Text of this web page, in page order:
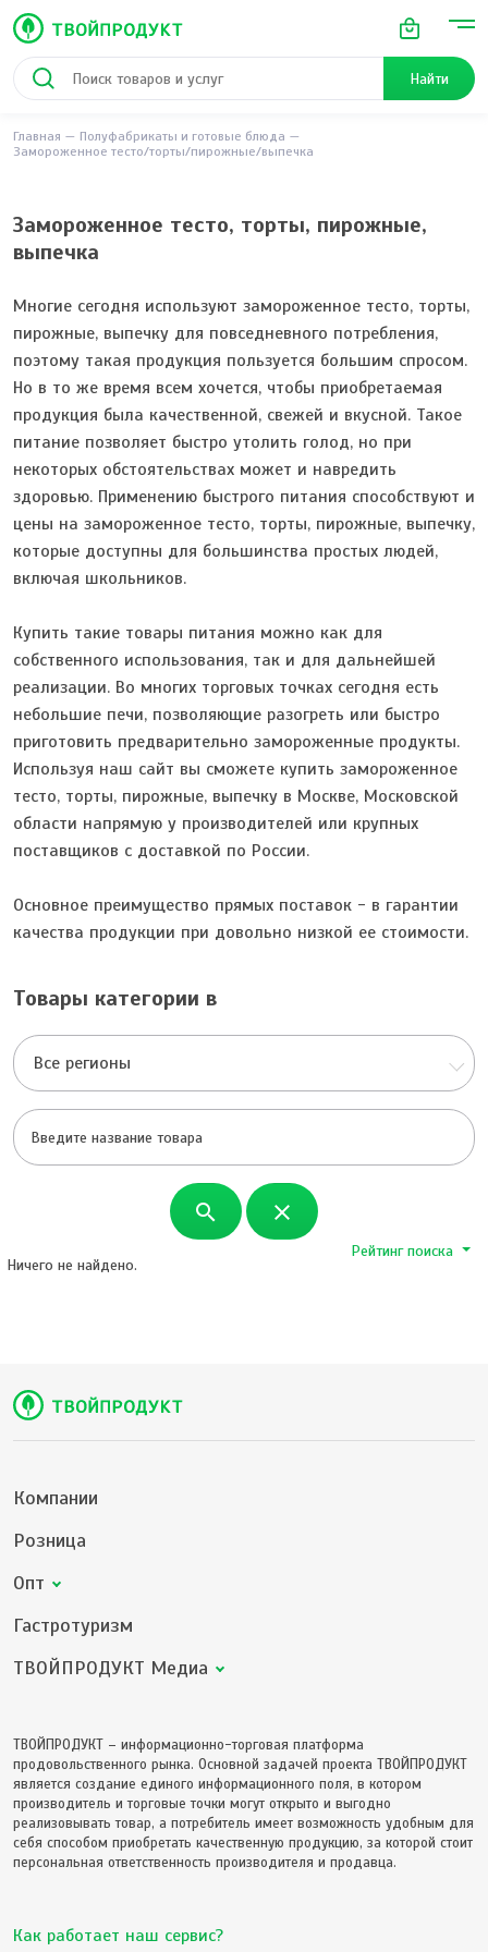
Найти
Главная
Полуфабрикаты и готовые блюда
Замороженное тесто/торты/пирожные/выпечка
Замороженное тесто, торты, пирожные,
выпечка
Многие сегодня используют замороженное тесто, торты,
пирожные, выпечку для повседневного потребления,
поэтому такая продукция пользуется большим спросом.
Но в то же время всем хочется, чтобы приобретаемая
продукция была качественной, свежей и вкусной. Такое
питание позволяет быстро утолить голод, но при
некоторых обстоятельствах может и навредить
здоровью. Применению быстрого питания способствуют и
цены на замороженное тесто, торты, пирожные, выпечку,
которые доступны для большинства простых людей,
включая школьников.
Купить такие товары питания можно как для
собственного использования, так и для дальнейшей
реализации. Во многих торговых точках сегодня есть
небольшие печи, позволяющие разогреть или быстро
приготовить предварительно замороженные продукты.
Используя наш сайт вы сможете купить замороженное
тесто, торты, пирожные, выпечку в Москве, Московской
области напрямую у производителей или крупных
поставщиков с доставкой по России.
Основное преимущество прямых поставок - в гарантии
качества продукции при довольно низкой ее стоимости.
Товары категории в
Все регионы
search close
Рейтинг поиска
Ничего не найдено.
Компании
Розница
Опт
Гастротуризм
ТВОЙПРОДУКТ Медиа
ТВОЙПРОДУКТ – информационно-торговая платформа
продовольственного рынка. Основной задачей проекта ТВОЙПРОДУКТ
является создание единого информационного поля, в котором
производитель и торговые точки могут открыто и выгодно
реализовывать товар, а потребитель имеет возможность удобным для
себя способом приобретать качественную продукцию, за которой стоит
персональная ответственность производителя и продавца.
Как работает наш сервис?